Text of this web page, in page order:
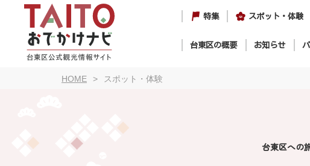
特集 スポット・体験
台東区の概要 お知らせ
HOME スポット・体験
台東区への